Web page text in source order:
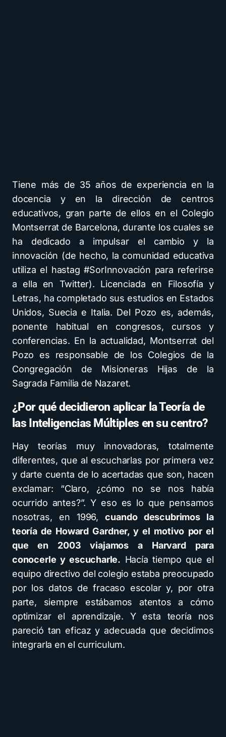
Tiene más de 35 años de experiencia en la
docencia y en la dirección de centros
educativos, gran parte de ellos en el Colegio
Montserrat de Barcelona, durante los cuales se
ha dedicado a impulsar el cambio y la
innovación (de hecho, la comunidad educativa
utiliza el hastag #SorInnovación para referirse
a ella en Twitter). Licenciada en Filosofía y
Letras, ha completado sus estudios en Estados
Unidos, Suecia e Italia. Del Pozo es, además,
ponente habitual en congresos, cursos y
conferencias. En la actualidad, Montserrat del
Pozo es responsable de los Colegios de la
Congregación de Misioneras Hijas de la
Sagrada Familia de Nazaret.
¿Por qué decidieron aplicar la Teoría de
las Inteligencias Múltiples en su centro?
Hay teorías muy innovadoras, totalmente
diferentes, que al escucharlas por primera vez
y darte cuenta de lo acertadas que son, hacen
exclamar: “Claro, ¿cómo no se nos había
ocurrido antes?”. Y eso es lo que pensamos
nosotras, en 1996,cuando descubrimos la
teoría de Howard Gardner, y el motivo por el
que en 2003 viajamos a Harvard para
conocerle y escucharle. Hacía tiempo que el
equipo directivo del colegio estaba preocupado
por los datos de fracaso escolar y, por otra
parte, siempre estábamos atentos a cómo
optimizar el aprendizaje. Y esta teoría nos
pareció tan eficaz y adecuada que decidimos
integrarla en el curriculum.